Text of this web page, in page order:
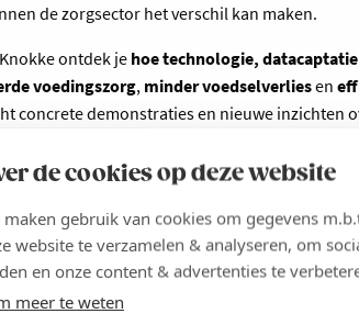
de cookies op deze website
maken gebruik van cookies om gegevens
website te verzamelen & analyseren, om
en onze content & advertenties te
meer te weten
de zorgsector het verschil kan maken.
ontdek je hoe technologie,
voedingszorg, minder voedselverliesen
concrete demonstraties en nieuwe inzichten
zorg.
vernieuwende praktijken,samen met
enconcrete samenwerking. Daarom
en digitalisatie, met aandacht voor
efficiëntere zorgprocessen.
via deze link.